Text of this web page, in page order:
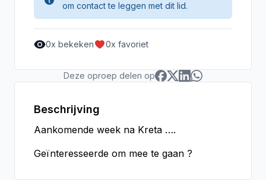
om contact te leggen met dit lid.
0x bekeken 0x favoriet
Deze oproep delen op
Beschrijving
Aankomende week na Kreta ….
Geïnteresseerde om mee te gaan ?